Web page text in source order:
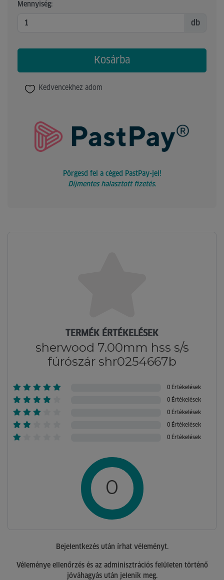
Mennyiség:
db
Kosárba
Kedvencekhez adom
Pörgesd fel a céged PastPay-jel!
Díjmentes halasztott fizetés.
TERMÉK ÉRTÉKELÉSEK
sherwood 7.00mm hss s/s
fúrószár shr0254667b
0 Értékelések
0 Értékelések
0 Értékelések
0 Értékelések
0 Értékelések
0
Bejelentkezés után írhat véleményt.
Véleménye ellenőrzés és az adminisztrációs felületen történő
jóváhagyás után jelenik meg.